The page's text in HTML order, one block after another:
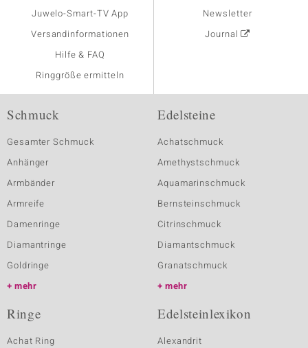
Juwelo-Smart-TV App
Versandinformationen
Hilfe & FAQ
Ringgröße ermitteln
Newsletter
Journal
Schmuck
Gesamter Schmuck
Anhänger
Armbänder
Armreife
Damenringe
Diamantringe
Goldringe
mehr
Edelsteine
Achatschmuck
Amethystschmuck
Aquamarinschmuck
Bernsteinschmuck
Citrinschmuck
Diamantschmuck
Granatschmuck
mehr
Ringe
Achat Ring
Edelsteinlexikon
Alexandrit